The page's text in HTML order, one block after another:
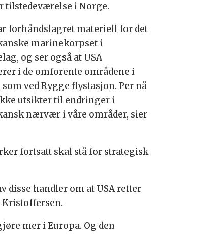
i Norge.
forhåndslagret materiell for det
marinekorpset i
og ser også at USA
i de omforente områdene i
ved Rygge flystasjon. Per nå
utsikter til endringer i
nærvær i våre områder, sier
fortsatt skal stå for strategisk
handler om at USA retter
mer i Europa. Og den